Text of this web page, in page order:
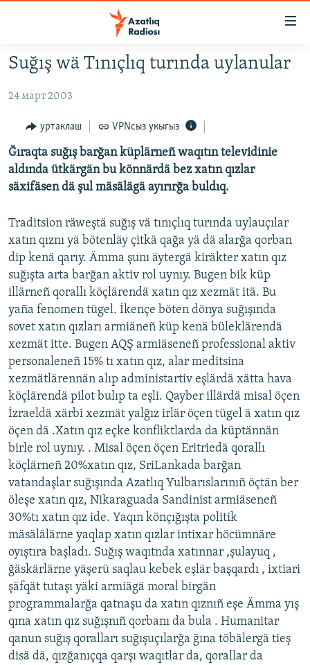
төп
эчтәлек
төп
эзләү
ЯҢАЛЫКЛАР
БАШКОРТСТАН
ТАТАРСТАН
КЫРЫМ
ТАТАР-БАШКОРТ ДӨНЬЯСЫ
БЕЗНЕ ТОМАЛАДЫЛАР
ШӘЛКЕМНӘР
ӘҢГӘМӘ
КОММЕНТАР
ДИНИ ТОРМЫШ
ПӘРӘВЕЗ
ФӘН-ФӘСМӘТӘН
КИНОХАНӘ
ДӨНЬЯ ХӘЛЛӘРЕ
ТАТАРЧА ПОДКАСТ
ӘЙДӘ ONLINE
IDEL.РЕАЛИИ
БЕЗГӘ КУШЫЛЫГЫЗ!
БАШКА ТЕЛЛӘРДӘ
Suğış wä Tınıçlıq turında uylanular
24 март 2003
уртаклаш VPNсыз укыгыз
Ğıraqta suğış barğan küplärneñ waqıtın televidinie
aldında ütkärgän bu könnärdä bez xatın qızlar
säxifäsen dä şul mäsälägä ayırırğa buldıq.
Traditsion räweştä suğış vä tınıçlıq turında uylauçılar
xatın qıznı yä bötenläy çitkä qağa yä dä alarğa qorban
dip kenä qarıy. Ämma şunı äytergä kiräkter xatın qız
suğışta arta barğan aktiv rol uynıy. Bugen bik küp
illärneñ qorallı köçlärendä xatın qız xezmät itä. Bu
yaña fenomen tügel. İkençe böten dönya suğışında
sovet xatın qızları armiäneñ küp kenä büleklärendä
xezmät itte. Bugen AQŞ armiäseneñ professional aktiv
personaleneñ 15% tı xatın qız, alar meditsina
xezmätlärennän alıp administartiv eşlärdä xätta hava
köçlärendä pilot bulıp ta eşli. Qayber illärdä misal öçen
İzraeldä xärbi xezmät yalğız irlär öçen tügel ä xatın qız
öçen dä .Xatın qız eçke konfliktlarda da küptännän
birle rol uynıy. . Misal öçen öçen Eritriedä qorallı
köçlärneñ 20%xatın qız, SriLankada barğan
vatandaşlar suğışında Azatlıq Yulbarıslarınıñ öçtän ber
öleşe xatın qız, Nikaraguada Sandinist armiäseneñ
30%tı xatın qız ide. Yaqın könçığışta politik
mäsälälärne yaqlap xatın qızlar intixar höcümnäre
oyıştıra başladı. Suğış waqıtnda xatınnar ,şulayuq ,
ğäskärlärne yäşerü saqlau kebek eşlär başqardı , ixtiari
şäfqät tutaşı yäki armiägä moral birgän
programmalarğa qatnaşu da xatın qıznıñ eşe Ämma yış
qına xatın qız suğışnıñ qorbanı da bula . Humanitar
qanun suğış qoralları suğışuçılarğa ğına töbälergä tieş
disä dä, qızğanıçqa qarşı waqıtlar da, qorallar da